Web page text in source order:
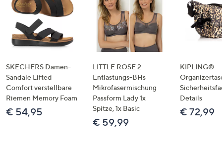
SKECHERS Damen-
Sandale Lifted
Comfort verstellbare
Riemen Memory Foam
€ 54,95
LITTLE ROSE 2
Entlastungs-BHs
Mikrofasermischung
Passform Lady 1x
Spitze, 1x Basic
€ 59,99
KIPLING®
Details
€ 72,99